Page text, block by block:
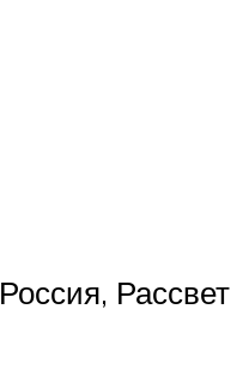
Россия, Рассвет